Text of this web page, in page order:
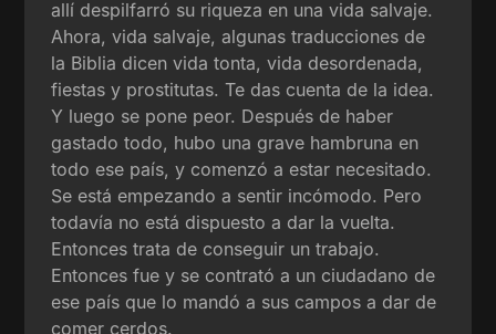
allí despilfarró su riqueza en una vida salvaje.
Ahora, vida salvaje, algunas traducciones de
la Biblia dicen vida tonta, vida desordenada,
fiestas y prostitutas. Te das cuenta de la idea.
Y luego se pone peor. Después de haber
gastado todo, hubo una grave hambruna en
todo ese país, y comenzó a estar necesitado.
Se está empezando a sentir incómodo. Pero
todavía no está dispuesto a dar la vuelta.
Entonces trata de conseguir un trabajo.
Entonces fue y se contrató a un ciudadano de
ese país que lo mandó a sus campos a dar de
comer cerdos.